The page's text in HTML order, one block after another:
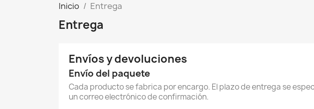
Inicio Entrega
Entrega
Envíos y devoluciones
Envío del paquete
Cada producto se fabrica por encargo. El plazo de entrega se
un correo electrónico de confirmación.